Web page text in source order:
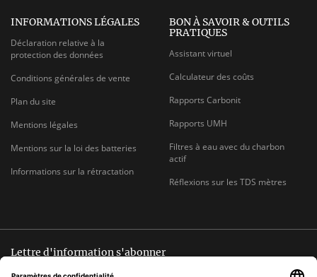
INFORMATIONS LÉGALES
Déclaration relative à la
protection des données
Conditions générales de vente
Plan du site
Mentions légales
Mentions sur la loi des batteries
Informations sur la rétractation
BON À SAVOIR & OUTILS
PRATIQUES
Assistant virtuel
Calculateur des coûts
Rapports Carbonit
Rapports UMH
Filtres à eau avec du charbon
actif
Réflexions sur les TDS mètres
Lettre d'information s'abonner